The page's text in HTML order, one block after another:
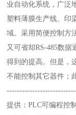
业自动化系统，广泛
塑料薄膜生产线、印
域。采用简便控制方
又可省却RS-485数
得到的提高。但是，
不能控制其它器件；
提供：PLC可编程控